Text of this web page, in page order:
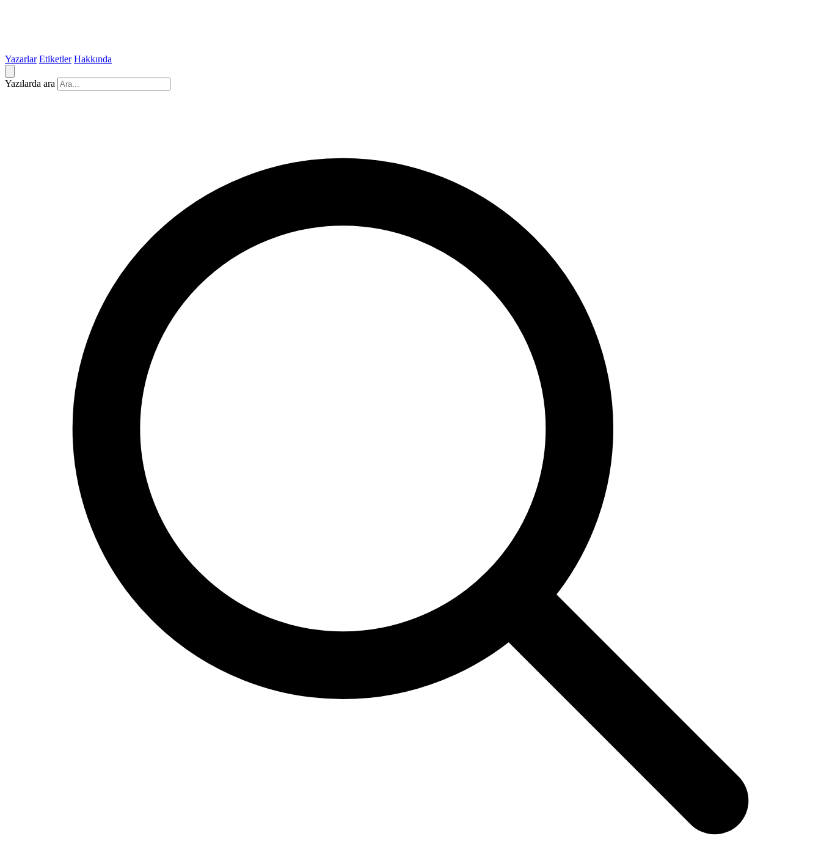
Yazarlar Etiketler Hakkında
Yazılarda ara